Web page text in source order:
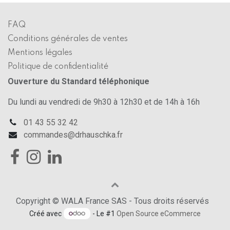
FAQ
Conditions générales de ventes
Mentions légales
Politique de confidentialité
Ouverture du Standard téléphonique
Du lundi au vendredi de 9h30 à 12h30 et de 14h à 16h
01 43 55 32 42
commandes@drhauschka.fr
Copyright © WALA France SAS - Tous droits réservés
Créé avec - Le #1Open Source eCommerce